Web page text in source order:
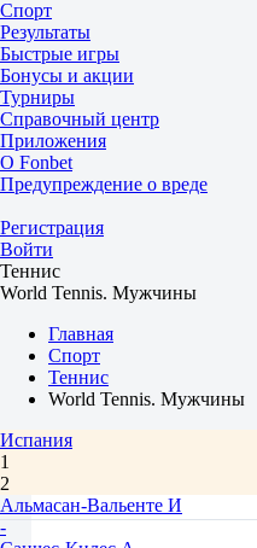
Спорт
Результаты
Быстрые игры
Бонусы и акции
Турниры
Справочный центр
Приложения
О Fonbet
Предупреждение о вреде
Регистрация
Войти
Теннис
World Tennis. Мужчины
Главная
Спорт
Теннис
World Tennis. Мужчины
Испания
1
2
Альмасан-Вальенте И
-